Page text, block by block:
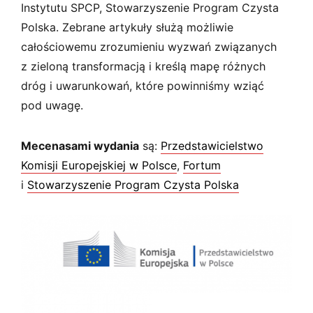
Instytutu SPCP, Stowarzyszenie Program Czysta
Polska. Zebrane artykuły służą możliwie
całościowemu zrozumieniu wyzwań związanych
z zieloną transformacją i kreślą mapę różnych
dróg i uwarunkowań, które powinniśmy wziąć
pod uwagę.
Mecenasami wydania są: Przedstawicielstwo
Komisji Europejskiej w Polsce, Fortum
i Stowarzyszenie Program Czysta Polska